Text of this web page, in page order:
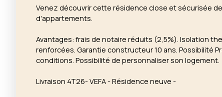
Venez découvrir cette résidence close et sécurisée
d'appartements.
Avantages: frais de notaire réduits (2,5%). Isolation
renforcées. Garantie constructeur 10 ans. Possibilité
conditions. Possibilité de personnaliser son logement.
Livraison 4T26- VEFA - Résidence neuve -